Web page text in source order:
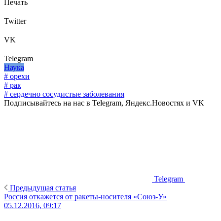
Печать
Twitter
VK
Telegram
Наука
# орехи
# рак
# сердечно сосудистые заболевания
Подписывайтесь на нас в Telegram, Яндекс.Новостях и VK
Telegram
Предыдущая статья
Россия откажется от ракеты-носителя «Союз-У»
05.12.2016, 09:17